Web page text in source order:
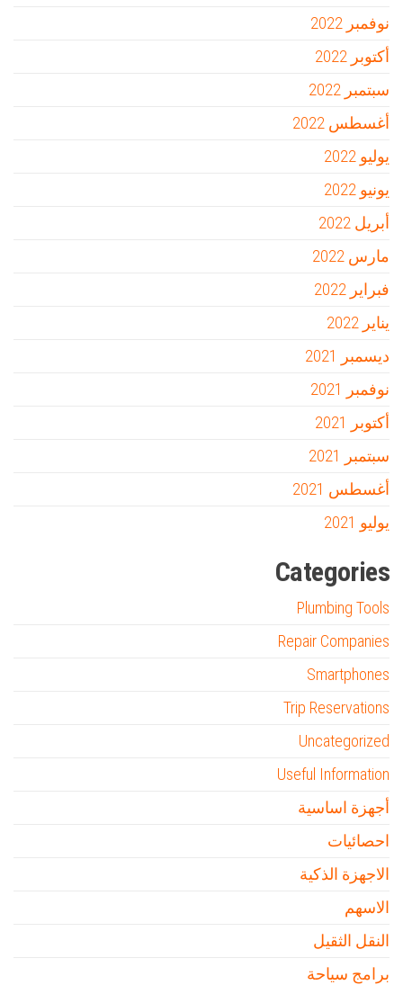
نوفمبر 2022
أكتوبر 2022
سبتمبر 2022
أغسطس 2022
يوليو 2022
يونيو 2022
أبريل 2022
مارس 2022
فبراير 2022
يناير 2022
ديسمبر 2021
نوفمبر 2021
أكتوبر 2021
سبتمبر 2021
أغسطس 2021
يوليو 2021
Categories
Plumbing Tools
Repair Companies
Smartphones
Trip Reservations
Uncategorized
Useful Information
أجهزة اساسية
احصائيات
الاجهزة الذكية
الاسهم
النقل الثقيل
برامج سياحة